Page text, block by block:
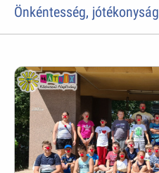
Önkéntesség, jótékonyság